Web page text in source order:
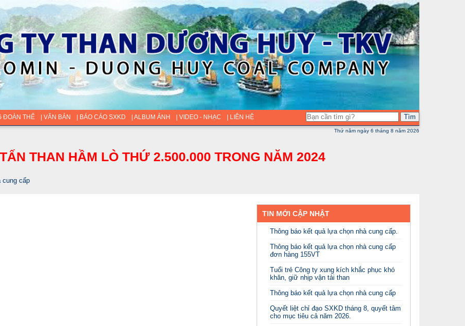
ĐOÀN THỂ | VĂN BẢN | BÁO CÁO SXKD | ALBUM ẢNH | VIDEO - NHẠC | LIÊN HỆ Tìm
Thứ năm ngày 6 tháng 8 năm 2026
THAN HẦM LÒ THỨ 2.500.000 TRONG NĂM 2024
cung cấp
TIN MỚI CẬP NHẬT
Thông báo kết quả lựa chọn nhà cung cấp.
Thông báo kết quả lựa chọn nhà cung cấp
đơn hàng 155VT
Tuổi trẻ Công ty xung kích khắc phục khó
khăn, giữ nhịp vận tải than
Thông báo kết quả lựa chọn nhà cung cấp
Quyết liệt chỉ đạo SXKD tháng 8, quyết tâm
cho mục tiêu cả năm 2026.